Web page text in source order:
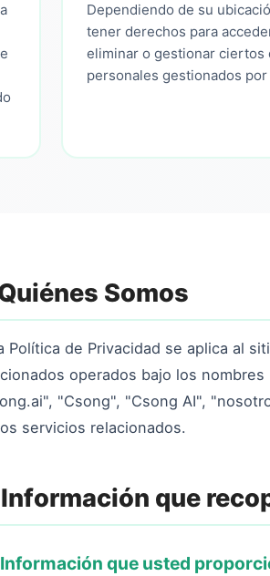
Dependiendo de su
tener derechos para
eliminar o gestionar ciertos
personales gestionados por
Somos
Política de Privacidad se aplica al
operados bajo los
"Csong", "Csong AI",
servicios relacionados.
que
Información que usted